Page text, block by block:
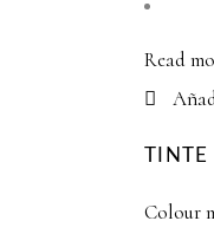
Read
TINTE
Colour